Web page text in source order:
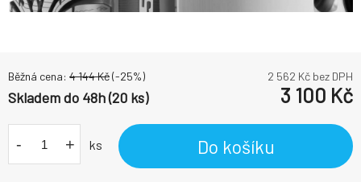
Běžná cena: 4 144Kč(-25%) 2 562 Kč bez DPH
Skladem do 48h (20 ks) 3 100 Kč
- + ks Do košíku